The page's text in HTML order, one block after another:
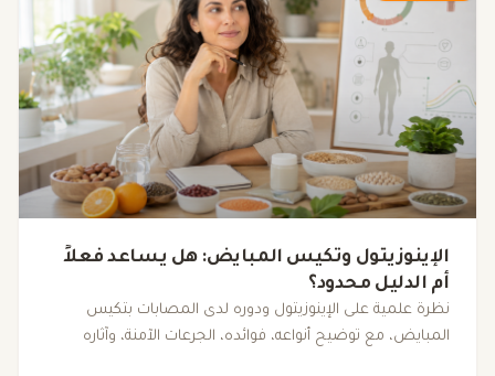
الإينوزيتول وتكيس المبايض: هل يساعد فعلاً
أم الدليل محدود؟
نظرة علمية على الإينوزيتول ودوره لدى المصابات بتكيس
المبايض، مع توضيح أنواعه، فوائده، الجرعات الآمنة، وآثاره